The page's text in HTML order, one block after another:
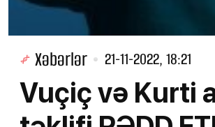
Xəbərlər 21-11-2022, 18:21
Vuçiç və Kurti